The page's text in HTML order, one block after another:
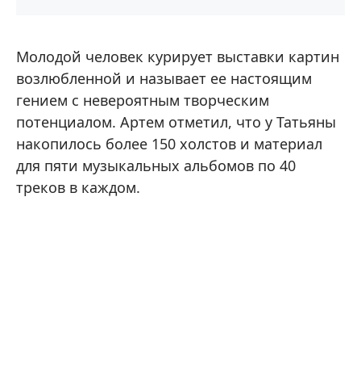
Молодой человек курирует выставки картин
возлюбленной и называет ее настоящим
гением с невероятным творческим
потенциалом. Артем отметил, что у Татьяны
накопилось более 150 холстов и материал
для пяти музыкальных альбомов по 40
треков в каждом.